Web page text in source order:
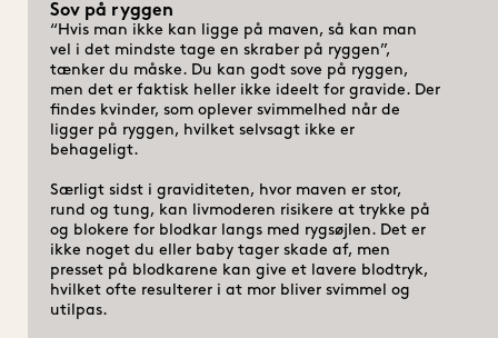
Sov på ryggen
“Hvis man ikke kan ligge på maven, så kan man
vel i det mindste tage en skraber på ryggen”,
tænker du måske. Du kan godt sove på ryggen,
men det er faktisk heller ikke ideelt for gravide. Der
findes kvinder, som oplever svimmelhed når de
ligger på ryggen, hvilket selvsagt ikke er
behageligt.
Særligt sidst i graviditeten, hvor maven er stor,
rund og tung, kan livmoderen risikere at trykke på
og blokere for blodkar langs med rygsøjlen. Det er
ikke noget du eller baby tager skade af, men
presset på blodkarene kan give et lavere blodtryk,
hvilket ofte resulterer i at mor bliver svimmel og